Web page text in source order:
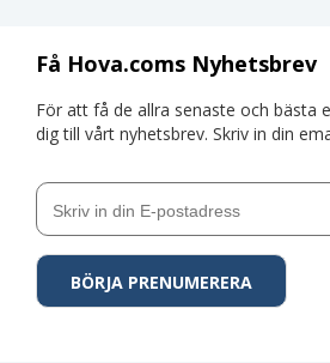
Få Hova.coms Nyhetsbrev
För att få de allra senaste och bästa
dig till vårt nyhetsbrev. Skriv in din